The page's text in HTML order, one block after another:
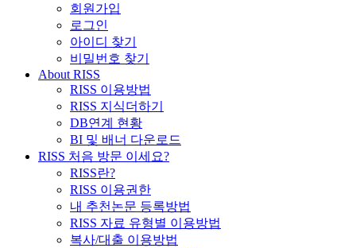
회원가입
로그인
아이디 찾기
비밀번호 찾기
About RISS
RISS 이용방법
RISS 지식더하기
DB연계 현황
BI 및 배너 다운로드
RISS 처음 방문 이세요?
RISS란?
RISS 이용권한
내 추천논문 등록방법
RISS 자료 유형별 이용방법
복사/대출 이용방법